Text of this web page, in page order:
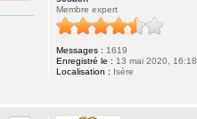
Membre expert
Messages : 1619
Enregistré le : 13 mai 2020, 16:18
Localisation : Isère